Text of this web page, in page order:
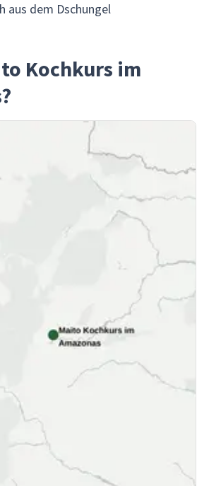
aus dem Dschungel
Kochkurs im